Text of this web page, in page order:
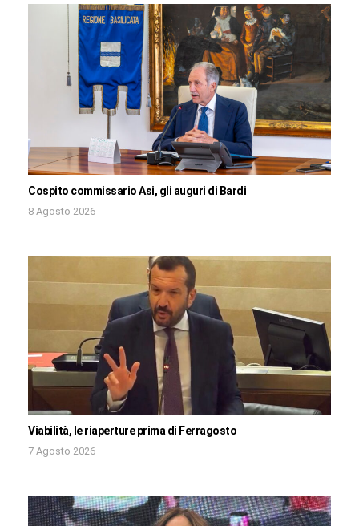
Cospito commissario Asi, gli auguri di Bardi
8 Agosto 2026
Viabilità, le riaperture prima di Ferragosto
7 Agosto 2026